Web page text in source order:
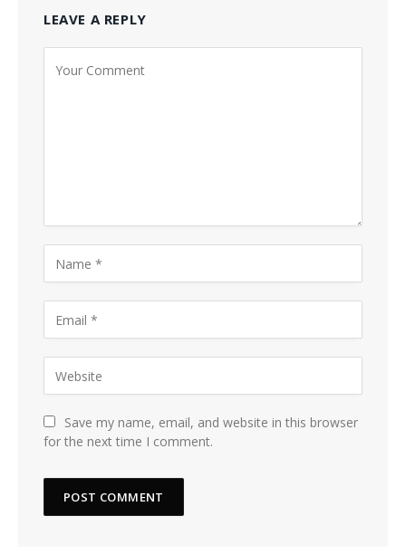
LEAVE A REPLY
Save my name, email, and website in this browser
for the next time I comment.